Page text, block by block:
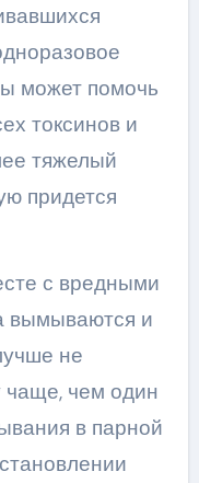
может помочь
токсинов и
тяжелый
придется
с вредными
вымываются и
не
чем один
в парной